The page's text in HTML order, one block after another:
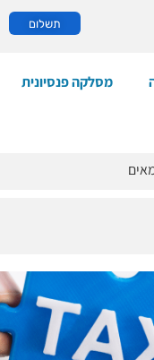
תשלום
מסלקה פנסיונית